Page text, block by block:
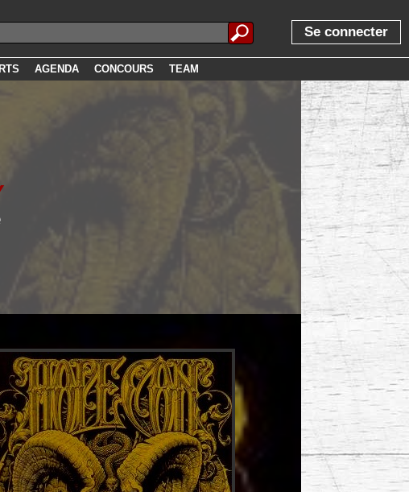
Se connecter
AGENDA CONCOURS TEAM